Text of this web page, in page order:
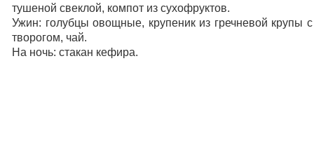
тушеной свеклой, компот из сухофруктов.
Ужин: голубцы овощные, крупеник из гречневой крупы с
творогом, чай.
На ночь: стакан кефира.